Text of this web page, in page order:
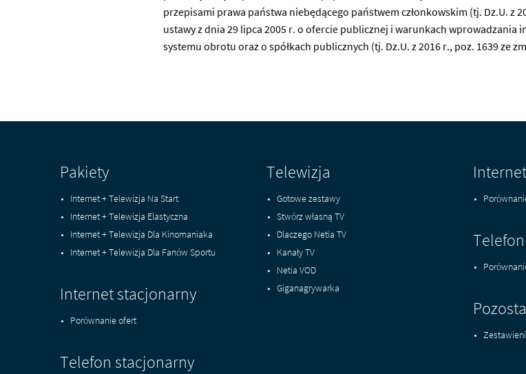
przepisami prawa państwa niebędącego państwem członkowskim (tj. Dz.U. z
ustawy z dnia 29 lipca 2005 r. o ofercie publicznej i warunkach
systemu obrotu oraz o spółkach publicznych (tj. Dz.U. z 2016 r., poz. 1639 ze
Pakiety
Internet + Telewizja Na Start
Internet + Telewizja Elastyczna
Internet + Telewizja Dla Kinomaniaka
Internet + Telewizja Dla Fanów Sportu
Internet stacjonarny
Porównanie ofert
Telefon stacjonarny
Telewizja
Gotowe zestawy
Stwórz własną TV
Dlaczego Netia TV
Kanały TV
Netia VOD
Giganagrywarka